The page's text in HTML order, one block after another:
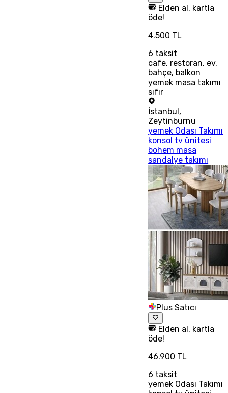
Elden al, kartla
öde!
4.500 TL
6 taksit
cafe, restoran, ev,
bahçe, balkon
yemek masa takımı
sıfır
İstanbul,
Zeytinburnu
yemek Odası Takımı
konsol tv ünitesi
bohem masa
sandalye takımı
Plus Satıcı
Elden al, kartla
öde!
46.900 TL
6 taksit
yemek Odası Takımı